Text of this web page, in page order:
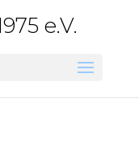
e.V.